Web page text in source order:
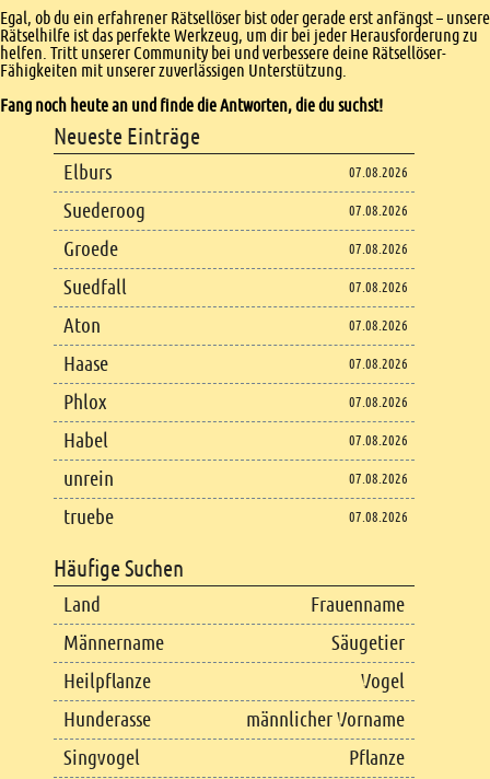
Egal, ob du ein erfahrener Rätsellöser bist oder gerade erst anfängst – unsere
Rätselhilfe ist das perfekte Werkzeug, um dir bei jeder Herausforderung zu
helfen. Tritt unserer Community bei und verbessere deine Rätsellöser-
Fähigkeiten mit unserer zuverlässigen Unterstützung.
Fang noch heute an und finde die Antworten, die du suchst!
Footer content
Neueste Einträge
Elburs 07.08.2026
Suederoog 07.08.2026
Groede 07.08.2026
Suedfall 07.08.2026
Aton 07.08.2026
Haase 07.08.2026
Phlox 07.08.2026
Habel 07.08.2026
unrein 07.08.2026
truebe 07.08.2026
Häufige Suchen
Land
Frauenname
Männername
Säugetier
Heilpflanze
Vogel
Hunderasse
männlicher Vorname
Singvogel
Pflanze